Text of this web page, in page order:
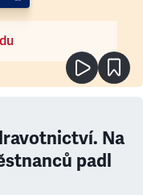
Na
padl